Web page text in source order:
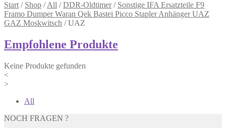
Start / Shop /All /DDR-Oldtimer/ Sonstige IFA Ersatzteile F9
Framo Dumper Waran Qek Bastei Picco Stapler Anhänger UAZ
GAZ Moskwitsch /UAZ
Empfohlene Produkte
Keine Produkte gefunden
<
>
All
NOCH FRAGEN ?